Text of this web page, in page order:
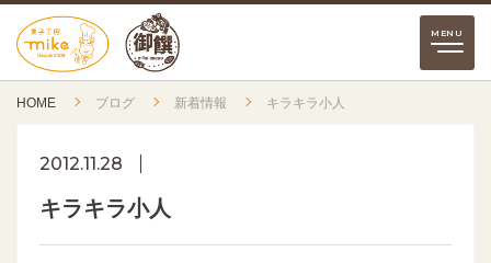
HOME ブログ 新着情報 キラキラ小人
2012.11.28
キラキラ小人